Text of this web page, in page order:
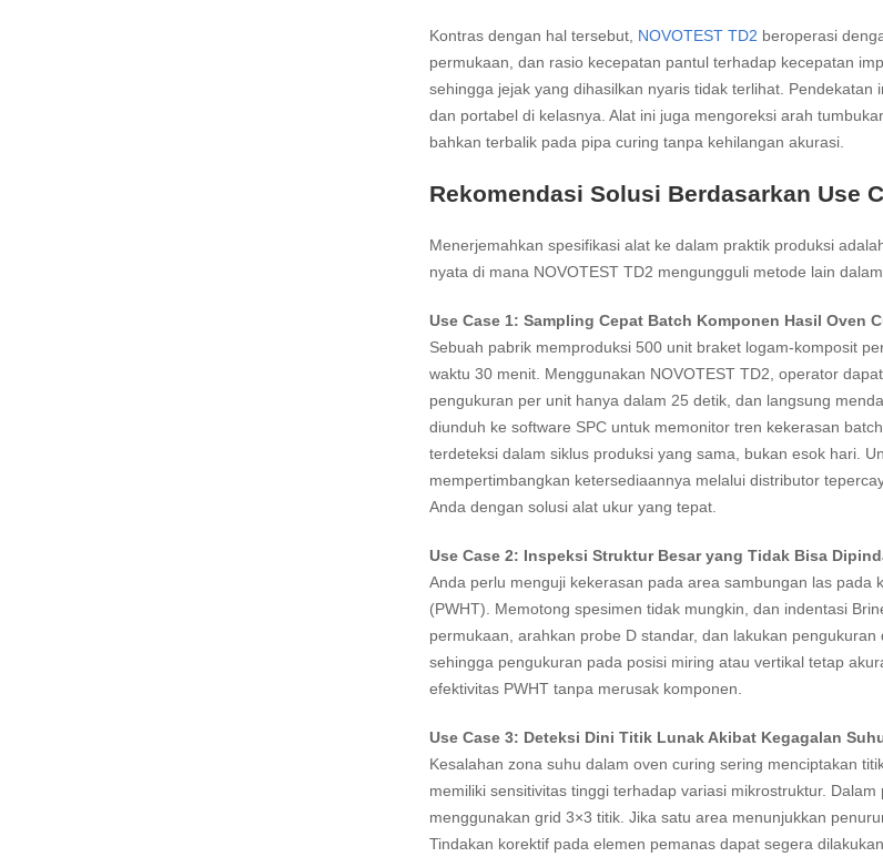
Kontras dengan hal tersebut, NOVOTEST TD2 beroperasi
permukaan, dan rasio kecepatan pantul terhadap kecepatan
sehingga jejak yang dihasilkan nyaris tidak terlihat.
dan portabel di kelasnya. Alat ini juga mengoreksi arah
bahkan terbalik pada pipa curing tanpa kehilangan akurasi.
Rekomendasi Solusi Berdasarkan Use
Menerjemahkan spesifikasi alat ke dalam praktik produksi
nyata di mana NOVOTEST TD2 mengungguli metode lain
Use Case 1: Sampling Cepat Batch Komponen Hasil Oven
Sebuah pabrik memproduksi 500 unit braket logam-komposit
waktu 30 menit. Menggunakan NOVOTEST TD2, operator
pengukuran per unit hanya dalam 25 detik, dan langsung
diunduh ke software SPC untuk memonitor tren kekerasan
terdeteksi dalam siklus produksi yang sama, bukan esok hari.
mempertimbangkan ketersediaannya melalui distributor
Anda dengan solusi alat ukur yang tepat.
Use Case 2: Inspeksi Struktur Besar yang Tidak Bisa
Anda perlu menguji kekerasan pada area sambungan las
(PWHT). Memotong spesimen tidak mungkin, dan indentasi
permukaan, arahkan probe D standar, dan lakukan
sehingga pengukuran pada posisi miring atau vertikal tetap
efektivitas PWHT tanpa merusak komponen.
Use Case 3: Deteksi Dini Titik Lunak Akibat Kegagalan
Kesalahan zona suhu dalam oven curing sering menciptakan
memiliki sensitivitas tinggi terhadap variasi mikrostruktur.
menggunakan grid 3×3 titik. Jika satu area menunjukkan
Tindakan korektif pada elemen pemanas dapat segera